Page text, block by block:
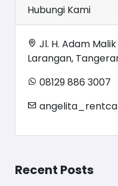
Hubungi Kami
Jl. H. Adam
Larangan,
08129 886 3007
Recent Posts